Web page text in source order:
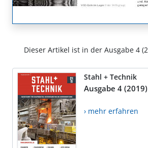
Dieser Artikel ist in der Ausgabe 4
Stahl + Technik
Ausgabe 4 (2019)
› mehr erfahren